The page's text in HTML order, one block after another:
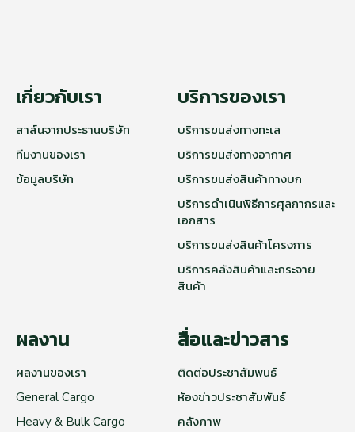
เกี่ยวกับเรา
สาส์นจากประธานบริษัท
ทีมงานของเรา
ข้อมูลบริษัท
บริการของเรา
บริการขนส่งทางทะเล
บริการขนส่งทางอากาศ
บริการขนส่งสินค้าทางบก
บริการดำเนินพิธีการศุลกากรและ
เอกสาร
บริการขนส่งสินค้าโครงการ
บริการคลังสินค้าและกระจาย
สินค้า
ผลงาน
ผลงานของเรา
General Cargo
Heavy & Bulk Cargo
สื่อและข่าวสาร
ติดต่อประชาสัมพนธ์
ห้องข่าวประชาสัมพันธ์
คลังภาพ